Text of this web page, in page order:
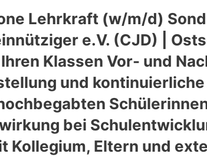
Lehrkraft (w/m/d)
e.V. (CJD) |
Klassen Vor- und
und
bei
Kollegium, Eltern und